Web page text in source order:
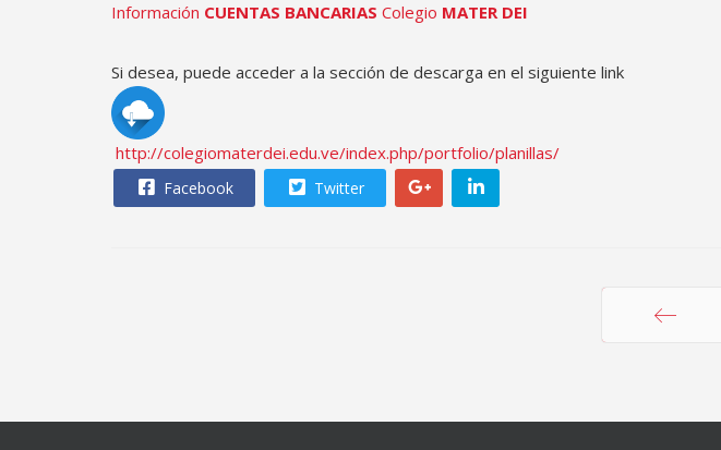
Información CUENTAS BANCARIAS Colegio MATER DEI
Si desea, puede acceder a la sección de descarga en el siguiente link
http://colegiomaterdei.edu.ve/index.php/portfolio/planillas/
Facebook Twitter